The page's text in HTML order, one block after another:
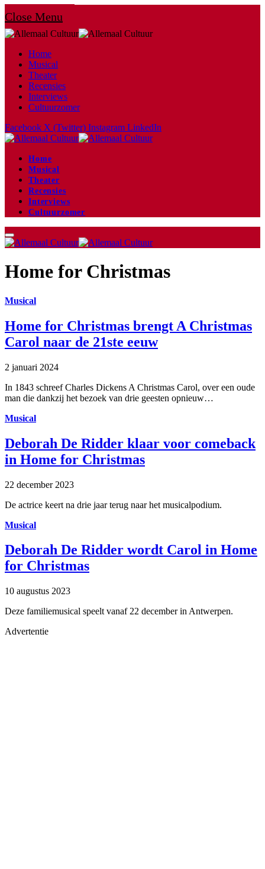
Close Menu
Home
Musical
Theater
Recensies
Interviews
Cultuurzomer
Facebook X (Twitter) Instagram LinkedIn
Home
Musical
Theater
Recensies
Interviews
Cultuurzomer
Home for Christmas
Musical
Home for Christmas brengt A Christmas
Carol naar de 21ste eeuw
2 januari 2024
In 1843 schreef Charles Dickens A Christmas Carol, over een oude
man die dankzij het bezoek van drie geesten opnieuw…
Musical
Deborah De Ridder klaar voor comeback
in Home for Christmas
22 december 2023
De actrice keert na drie jaar terug naar het musicalpodium.
Musical
Deborah De Ridder wordt Carol in Home
for Christmas
10 augustus 2023
Deze familiemusical speelt vanaf 22 december in Antwerpen.
Advertentie